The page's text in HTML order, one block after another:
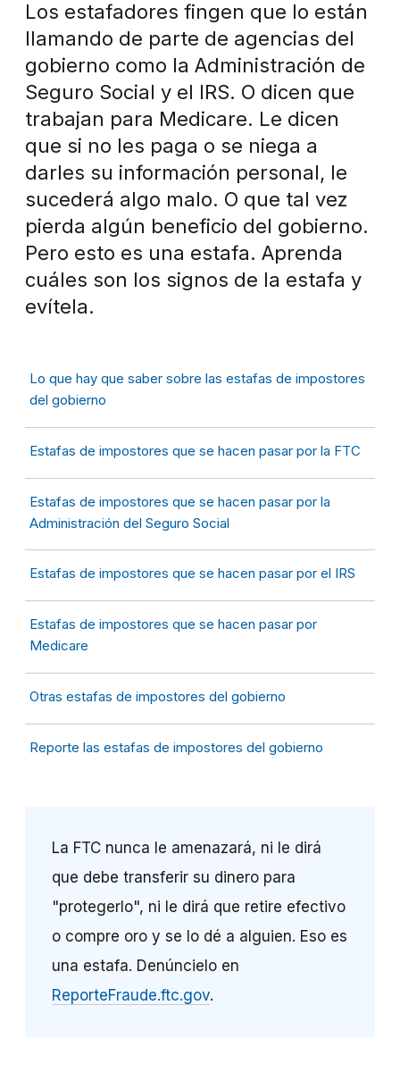
Los estafadores fingen que lo están
llamando de parte de agencias del
gobierno como la Administración de
Seguro Social y el IRS. O dicen que
trabajan para Medicare. Le dicen
que si no les paga o se niega a
darles su información personal, le
sucederá algo malo. O que tal vez
pierda algún beneficio del gobierno.
Pero esto es una estafa. Aprenda
cuáles son los signos de la estafa y
evítela.
Lo que hay que saber sobre las estafas de impostores
del gobierno
Estafas de impostores que se hacen pasar por la FTC
Estafas de impostores que se hacen pasar por la
Administración del Seguro Social
Estafas de impostores que se hacen pasar por el IRS
Estafas de impostores que se hacen pasar por
Medicare
Otras estafas de impostores del gobierno
Reporte las estafas de impostores del gobierno
La FTC nunca le amenazará, ni le dirá
que debe transferir su dinero para
"protegerlo", ni le dirá que retire efectivo
o compre oro y se lo dé a alguien. Eso es
una estafa. Denúncielo en
ReporteFraude.ftc.gov.